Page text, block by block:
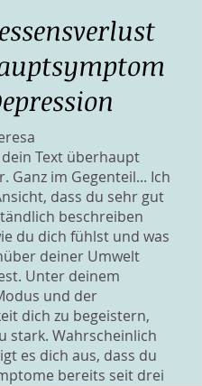
Text überhaupt
Ganz im Gegenteil... Ich
dass du sehr gut
beschreiben
du dich fühlst und was
deiner Umwelt
Unter deinem
und der
dich zu begeistern,
stark. Wahrscheinlich
es dich aus, dass du
bereits seit drei